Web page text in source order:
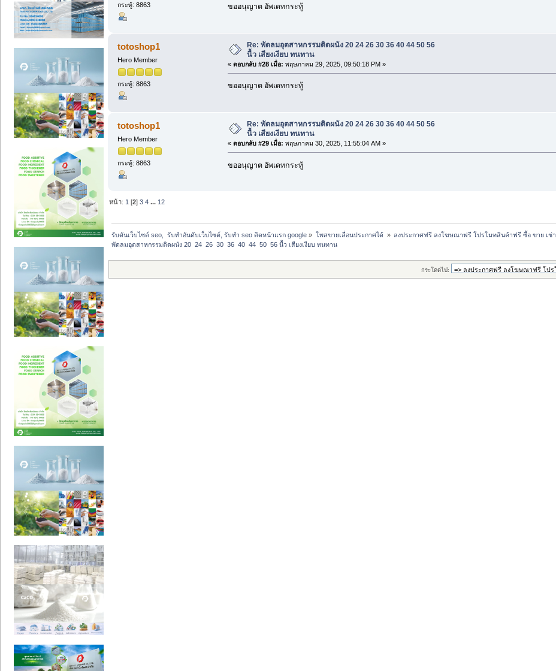
กระทู้: 8863 ขออนุญาต อัพเดทกระทู้
totoshop1
Hero Member
กระทู้: 8863
Re: พัดลมอุตสาหกรรมติดผนัง 20 24 26 30 36 40 44 50 56
นื้ว เสียงเงียบ ทนทาน
« ตอบกลับ #28 เมื่อ: พฤษภาคม 29, 2025, 09:50:18 PM »
ขออนุญาต อัพเดทกระทู้
totoshop1
Hero Member
กระทู้: 8863
Re: พัดลมอุตสาหกรรมติดผนัง 20 24 26 30 36 40 44 50 56
นื้ว เสียงเงียบ ทนทาน
« ตอบกลับ #29 เมื่อ: พฤษภาคม 30, 2025, 11:55:04 AM »
ขออนุญาต อัพเดทกระทู้
หน้า: 1 [2]3 4 ... 12
รับดันเว็บไซต์ seo,  รับทำอันดับเว็บไซต์, รับทำ seo ติดหน้าแรก google » โพสขายเลื่อนประกาศได้ » ลงประกาศฟรี ลงโฆษณาฟรี โปรโมทสินค้าฟรี ซื้อ ขาย เช่า
พัดลมอุตสาหกรรมติดผนัง 20  24  26  30  36  40  44  50  56 นื้ว เสียงเงียบ ทนทาน
กระโดดไป: